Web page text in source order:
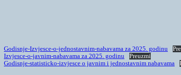
Godisnje-Izvjesce-o-jednostavnim-nabavama za 2025. godinu
Izvjesce-o-javnim-nabavama za 2025. godinu
Preuzmi
Godisnje-statisticko-izvjesce o javnim i jednostavnim nabavama